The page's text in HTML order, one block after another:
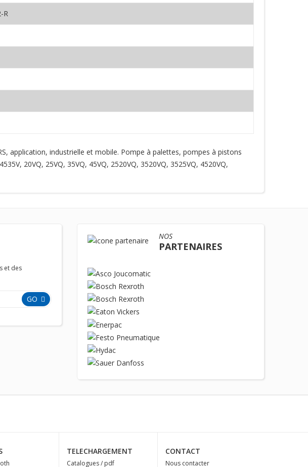
R
application, industrielle et mobile. Pompe à palettes, pompes à pistons
20VQ, 25VQ, 35VQ, 45VQ, 2520VQ, 3520VQ, 3525VQ, 4520VQ,
et des
GO
NOS
PARTENAIRES
TELECHARGEMENT
Catalogues / pdf
CONTACT
Nous contacter